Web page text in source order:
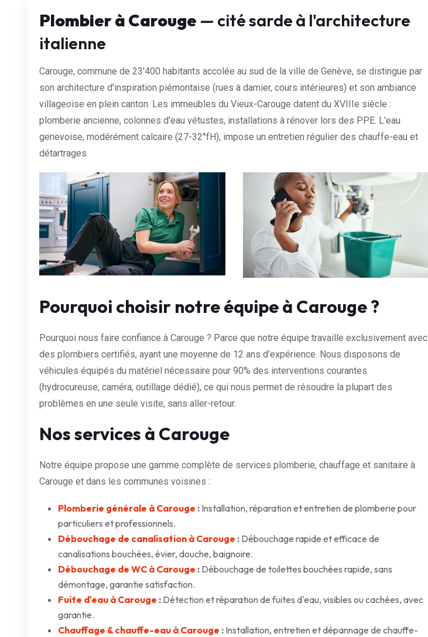
Plombier à Carouge — cité sarde à l'architecture
italienne
Carouge, commune de 23'400 habitants accolée au sud de la ville de Genève, se distingue par
son architecture d'inspiration piémontaise (rues à damier, cours intérieures) et son ambiance
villageoise en plein canton. Les immeubles du Vieux-Carouge datent du XVIIIe siècle :
plomberie ancienne, colonnes d'eau vétustes, installations à rénover lors des PPE. L'eau
genevoise, modérément calcaire (27-32°fH), impose un entretien régulier des chauffe-eau et
détartrages.
Pourquoi choisir notre équipe à Carouge ?
Pourquoi nous faire confiance à Carouge ? Parce que notre équipe travaille exclusivement avec
des plombiers certifiés, ayant une moyenne de 12 ans d'expérience. Nous disposons de
véhicules équipés du matériel nécessaire pour 90% des interventions courantes
(hydrocureuse, caméra, outillage dédié), ce qui nous permet de résoudre la plupart des
problèmes en une seule visite, sans aller-retour.
Nos services à Carouge
Notre équipe propose une gamme complète de services plomberie, chauffage et sanitaire à
Carouge et dans les communes voisines :
Plomberie générale à Carouge : Installation, réparation et entretien de plomberie pour
particuliers et professionnels.
Débouchage de canalisation à Carouge : Débouchage rapide et efficace de
canalisations bouchées, évier, douche, baignoire.
Débouchage de WC à Carouge : Débouchage de toilettes bouchées rapide, sans
démontage, garantie satisfaction.
Fuite d'eau à Carouge : Détection et réparation de fuites d'eau, visibles ou cachées, avec
garantie.
Chauffage & chauffe-eau à Carouge : Installation, entretien et dépannage de chauffe-